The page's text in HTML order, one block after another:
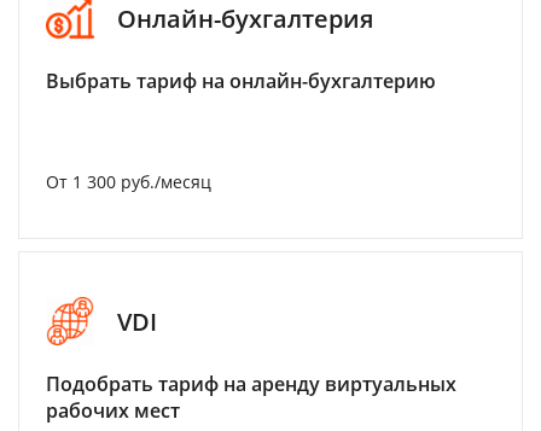
Онлайн-бухгалтерия
Выбрать тариф на онлайн-бухгалтерию
От 1 300 руб./месяц
VDI
Подобрать тариф на аренду виртуальных
рабочих мест